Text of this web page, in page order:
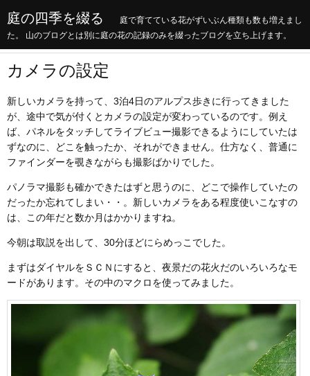
庭の四季を綴る
庭で育てている花がずいぶん種類も数も増えまし
た。 山のブログとは別に庭の花の記録のみを綴ったブログを立ち上げます。
カメラの設定
新しいカメラを持って、3泊4日のアルプス歩きに行ってきました
が、途中で気が付くとカメラの設定が変わっているのです。例え
ば、パネルをタッチしてライブビュー撮影できるようにしていたは
ずなのに、どこを触ったか、それができません。仕方なく、普通に
ファインダーを覗きながらも撮影ばかりでした。
パノラマ撮影も確かできたはずと思うのに、どこで操作していたの
だったか忘れてしまい・・。新しいカメラをある程度使いこなすの
は、この年だと数か月はかかりますね。
今朝は取説を出して、30分ほどにらめっこでした。
まずはダイヤルをＳＣＮにすると、夜景だの花火だのいろいろなモ
ードがあります。その中のマクロを使ってみました。